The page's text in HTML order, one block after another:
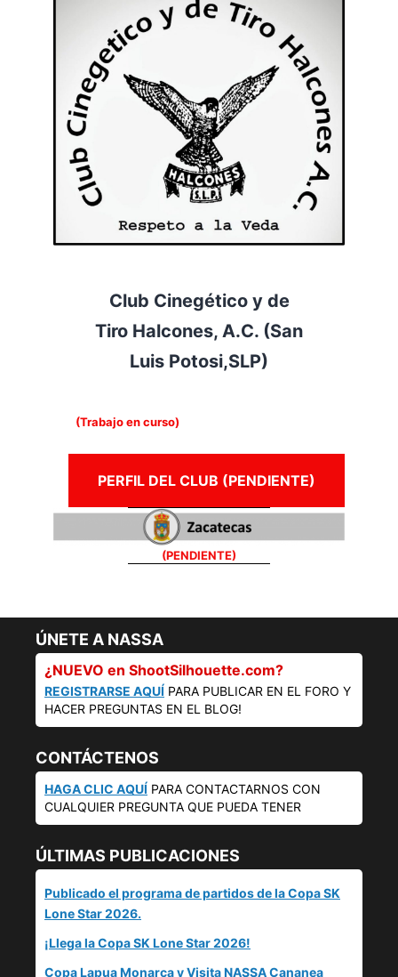
Club Cinegético y de
Tiro Halcones, A.C. (San
Luis Potosi,SLP)
(Trabajo en curso)
PERFIL DEL CLUB (PENDIENTE)
(PENDIENTE)
ÚNETE A NASSA
¿NUEVO en ShootSilhouette.com?
REGISTRARSE AQUÍ PARA PUBLICAR EN EL FORO Y
HACER PREGUNTAS EN EL BLOG!
CONTÁCTENOS
HAGA CLIC AQUÍ PARA CONTACTARNOS CON
CUALQUIER PREGUNTA QUE PUEDA TENER
ÚLTIMAS PUBLICACIONES
Publicado el programa de partidos de la Copa SK
Lone Star 2026.
¡Llega la Copa SK Lone Star 2026!
Copa Lapua Monarca y Visita NASSA Cananea